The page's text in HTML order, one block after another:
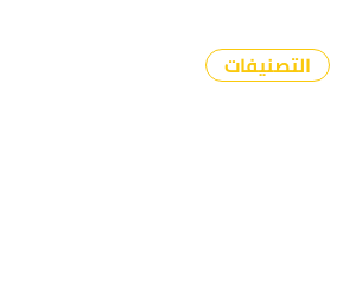
التصنيفات